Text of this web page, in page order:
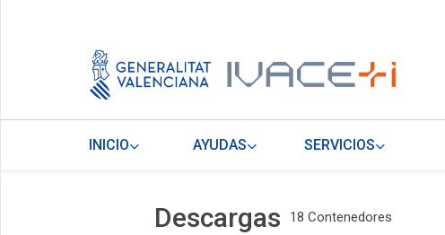
INICIO AYUDAS SERVICIOS
Descargas 18 Contenedores